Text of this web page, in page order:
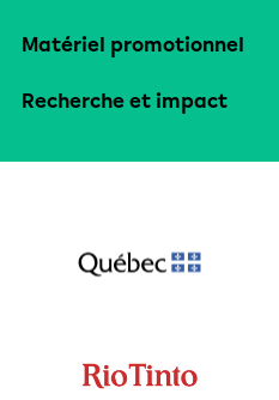
Matériel promotionnel
Recherche et impact